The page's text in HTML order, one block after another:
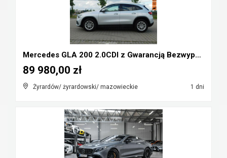
Mercedes GLA 200 2.0CDI z Gwarancją Bezwypadkowy
Żyrardów/ żyrardowski/ mazowieckie 1 dni
89 980,00 zł